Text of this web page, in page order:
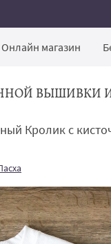
Онлайн магазин
Кролик с